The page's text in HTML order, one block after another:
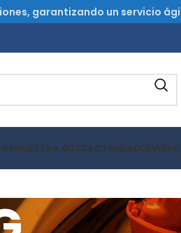
NUESTRA OTECACTIVIDADES
garantizando un servicio